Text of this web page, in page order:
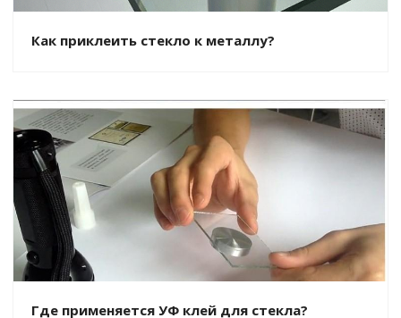
Как приклеить стекло к металлу?
Где применяется УФ клей для стекла?